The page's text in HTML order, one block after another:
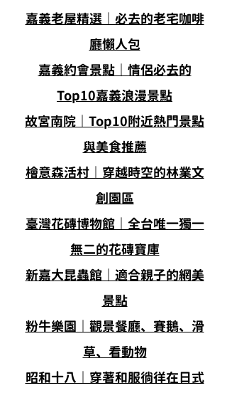
嘉義老屋精選｜必去的老宅咖啡
廳懶人包
嘉義約會景點｜情侶必去的
Top10嘉義浪漫景點
故宮南院｜Top10附近熱門景點
與美食推薦
檜意森活村｜穿越時空的林業文
創園區
臺灣花磚博物館｜全台唯一獨一
無二的花磚寶庫
新嘉大昆蟲館｜適合親子的網美
景點
粉牛樂園｜觀景餐廳、賽鵝、滑
草、看動物
昭和十八｜穿著和服徜徉在日式